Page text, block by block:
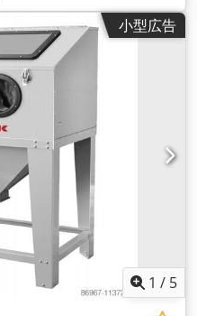
小型広告
1 / 5